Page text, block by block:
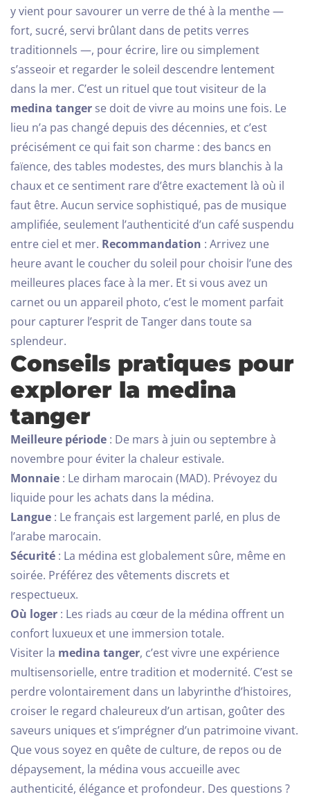
100
y vient pour savourer un verre de thé à la menthe —
fort, sucré, servi brûlant dans de petits verres
traditionnels —, pour écrire, lire ou simplement
s’asseoir et regarder le soleil descendre lentement
dans la mer. C’est un rituel que tout visiteur de la
medina tanger se doit de vivre au moins une fois. Le
lieu n’a pas changé depuis des décennies, et c’est
précisément ce qui fait son charme : des bancs en
faïence, des tables modestes, des murs blanchis à la
chaux et ce sentiment rare d’être exactement là où il
faut être. Aucun service sophistiqué, pas de musique
amplifiée, seulement l’authenticité d’un café suspendu
entre ciel et mer. Recommandation : Arrivez une
heure avant le coucher du soleil pour choisir l’une des
meilleures places face à la mer. Et si vous avez un
carnet ou un appareil photo, c’est le moment parfait
pour capturer l’esprit de Tanger dans toute sa
splendeur.
Conseils pratiques pour
explorer la medina
tanger
Meilleure période : De mars à juin ou septembre à
novembre pour éviter la chaleur estivale.
Monnaie : Le dirham marocain (MAD). Prévoyez du
liquide pour les achats dans la médina.
Langue : Le français est largement parlé, en plus de
l’arabe marocain.
Sécurité : La médina est globalement sûre, même en
soirée. Préférez des vêtements discrets et
respectueux.
Où loger : Les riads au cœur de la médina offrent un
confort luxueux et une immersion totale.
Visiter la medina tanger, c’est vivre une expérience
multisensorielle, entre tradition et modernité. C’est se
perdre volontairement dans un labyrinthe d’histoires,
croiser le regard chaleureux d’un artisan, goûter des
saveurs uniques et s’imprégner d’un patrimoine vivant.
Que vous soyez en quête de culture, de repos ou de
dépaysement, la médina vous accueille avec
authenticité, élégance et profondeur. Des questions ?
Arrivée
Départ
Adultes
1
Enfants Tous âges
0
CHERCHER